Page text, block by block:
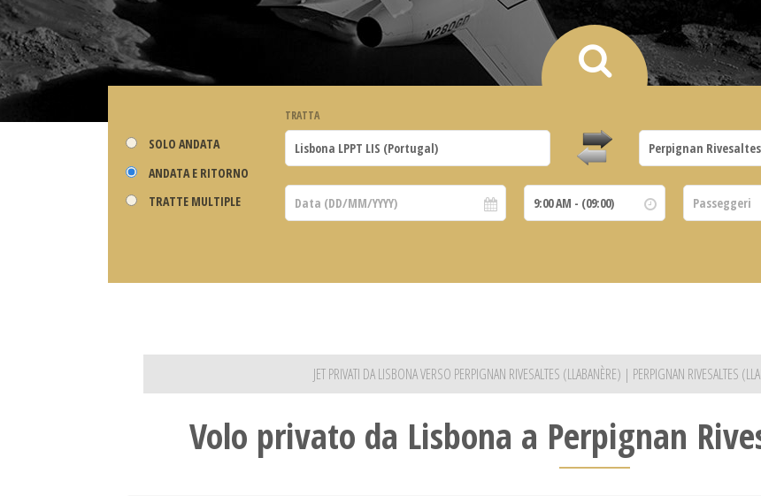
SOLO ANDATA
ANDATA E RITORNO
TRATTE MULTIPLE
TRATTA
JET PRIVATI DA LISBONA VERSO PERPIGNAN RIVESALTES (LLABANÈRE) | PERPIGNAN RIVESALTES
Volo privato da Lisbona a Perpignan